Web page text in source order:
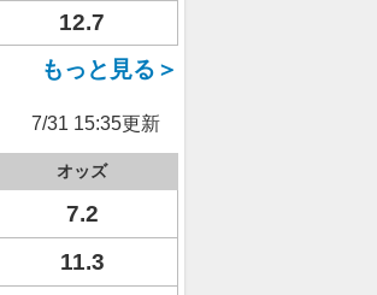
12.7
もっと見る＞
7/31 15:35更新
オッズ
7.2
11.3